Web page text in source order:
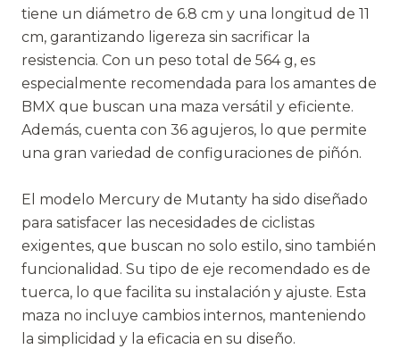
tiene un diámetro de 6.8 cm y una longitud de 11
cm, garantizando ligereza sin sacrificar la
resistencia. Con un peso total de 564 g, es
especialmente recomendada para los amantes de
BMX que buscan una maza versátil y eficiente.
Además, cuenta con 36 agujeros, lo que permite
una gran variedad de configuraciones de piñón.
El modelo Mercury de Mutanty ha sido diseñado
para satisfacer las necesidades de ciclistas
exigentes, que buscan no solo estilo, sino también
funcionalidad. Su tipo de eje recomendado es de
tuerca, lo que facilita su instalación y ajuste. Esta
maza no incluye cambios internos, manteniendo
la simplicidad y la eficacia en su diseño.